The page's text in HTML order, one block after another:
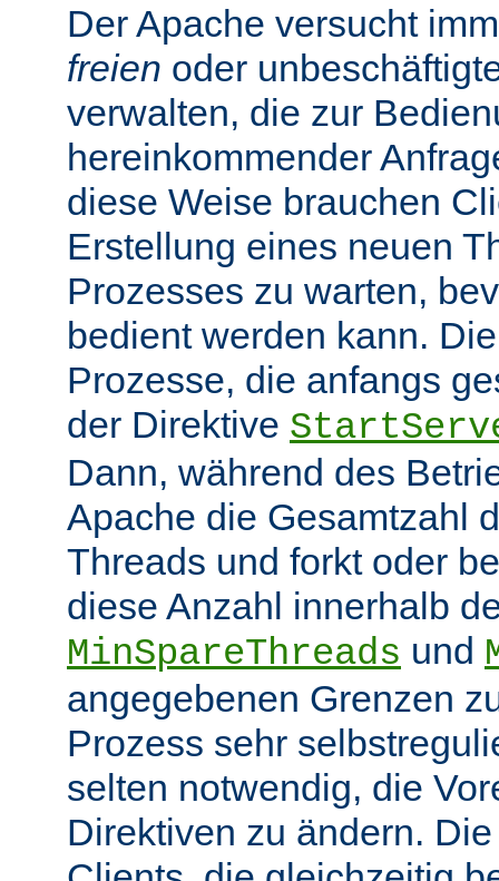
Der Apache versucht
freien oder
verwalten, die zur
hereinkommender
diese Weise brauchen
Erstellung eines neuen
Prozesses zu warten,
bedient werden kann.
Prozesse, die anfangs
der Direktive
Dann, während des
Apache die Gesamtzahl
Threads und forkt oder
diese Anzahl innerhalb
MinSpareThreads und
angegebenen Grenzen
Prozess sehr
selten notwendig, die
Direktiven zu ändern.